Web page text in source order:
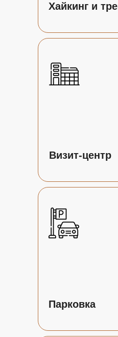
Визит-центр
Парковка
Хайкинг и